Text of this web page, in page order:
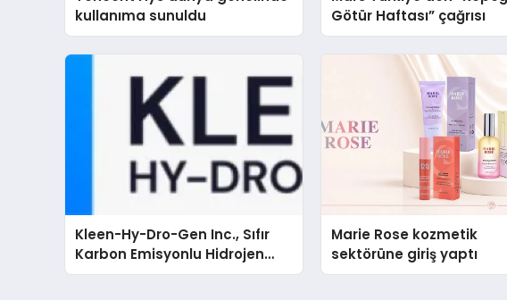
kullanıma sunuldu
Götür Haftası” çağrısı
Kleen-Hy-Dro-Gen Inc., Sıfır
Karbon Emisyonlu Hidrojen
Isıtma Teknolojisinde ISO ve
Marie Rose kozmetik
sektörüne giriş yaptı